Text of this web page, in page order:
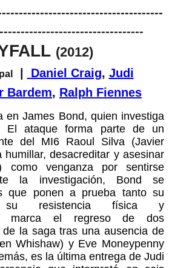
(2012)
| Daniel Craig, Judi
Bardem, Ralph Fiennes
en James Bond, quien investiga
El ataque forma parte de un
del MI6 Raoul Silva (Javier
humillar, desacreditar y asesinar
venganza por sentirse
la investigación, Bond se
que ponen a prueba tanto su
su resistencia física y
el regreso de dos
de la saga tras una ausencia de
Whishaw) y Eve Moneypenny
es la última entrega de Judi